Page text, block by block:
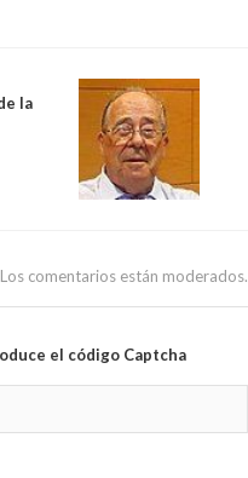
la
Los comentarios están moderados.
el código Captcha